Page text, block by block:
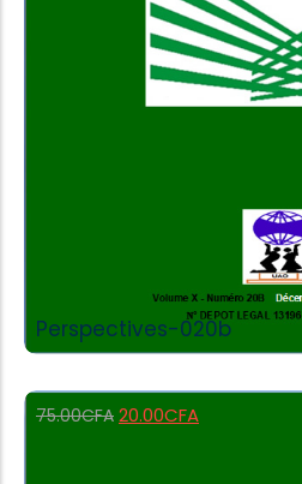
Perspectives-020b
75.00CFA 20.00CFA